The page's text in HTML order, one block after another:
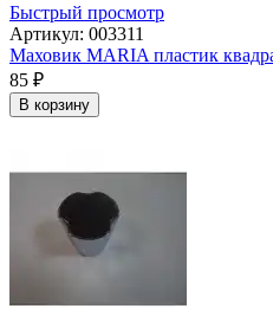
Быстрый просмотр
Артикул: 003311
Маховик MARIA пластик
85 ₽
В корзину